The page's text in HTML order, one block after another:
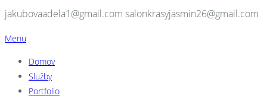
jakubovaadela1@gmail.com salonkrasyjasmin26@gmail.com
Menu
Domov
Služby
Portfolio